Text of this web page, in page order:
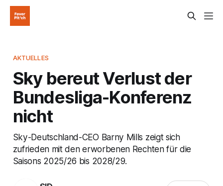
AKTUELLES
Sky bereut Verlust der
Bundesliga-Konferenz
nicht
Sky-Deutschland-CEO Barny Mills zeigt sich
zufrieden mit den erworbenen Rechten für die
Saisons 2025/26 bis 2028/29.